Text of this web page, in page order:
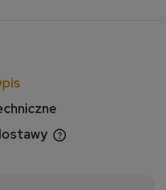
kosztów płatności